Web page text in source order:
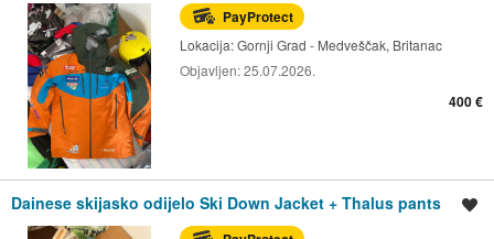
PayProtect
Lokacija:Gornji Grad - Medveščak, Britanac
Objavljen:25.07.2026.
400 €
Dainese skijasko odijelo Ski Down Jacket + Thalus pants